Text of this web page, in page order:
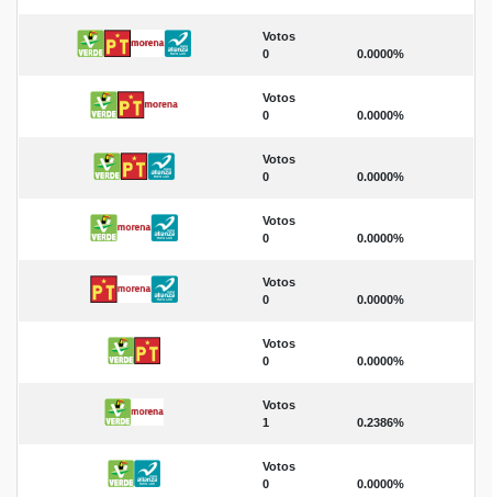
Votos
0
0.0000%
Votos
0
0.0000%
Votos
0
0.0000%
Votos
0
0.0000%
Votos
0
0.0000%
Votos
0
0.0000%
Votos
1
0.2386%
Votos
0
0.0000%